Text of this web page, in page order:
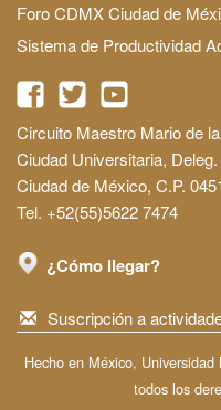
Foro CDMX Ciudad de
Sistema de Productividad
Circuito Maestro Mario de
Ciudad Universitaria,
Ciudad de México, C.P.
Tel. +52(55)5622 7474
¿Cómo llegar?
Suscripción a
Hecho en México,
todos los